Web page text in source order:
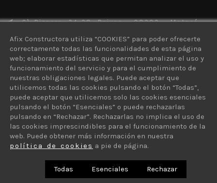
C\ Pizarro, 34-38, Baixos – 08302 – Mataró
93 757 30 13
616 926 103
afix@afixconstructora.com
© 2026 AFIX Constructora - ¿Quieres un sitio como este? ©
protiendas.net
Afix Constructora utiliza “COOKIES” para poder ofrecerte
correctamente todas las funcionalidades de esta página
web; elaborar estadísticas que permitan analizar el uso y
funcionamiento del servicio y para el cumplimiento de
nuestras obligaciones legales. Puede aceptar que
utilicemos todas las cookies pulsando el botón “Todas”,
puede aceptar que utilicemos solo las cookies esenciales
pulsando el botón “Esenciales” o puede rechazarlas
pulsando en “Rechazar”. Rechazarlas no implica el uso de
las cookies imprescindibles para el funcionamiento de la
web. Puede obtener más información en nuestra
política de cookies a pie de página.
Todas Esenciales Rechazar